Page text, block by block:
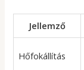
Jellemző
Hőfokállítás